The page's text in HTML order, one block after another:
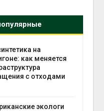
на
как меняется
с отходами
экологи